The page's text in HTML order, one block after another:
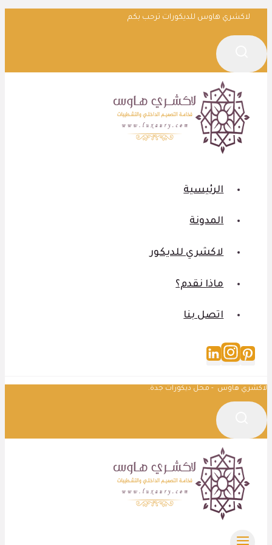
التجاوز
إلى
المحتوى
لاكشري هاوس للديكورات ترحب بكم
الرئيسية
المدونة
لاكشري للديكور
ماذا نقدم؟
اتصل بنا
لاكشري هاوس - محل ديكورات جدة.